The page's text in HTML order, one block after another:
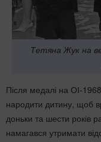
Тетяна Жук на
Після медалі на ОІ-
народити дитину, щоб
доньки та шести років
намагався утримати